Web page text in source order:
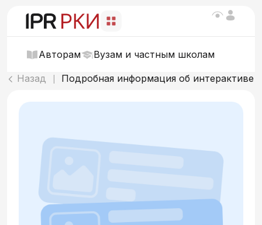
Авторам Вузам и частным школам
Назад Подробная информация об интерактиве